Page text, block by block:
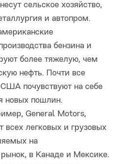
сельское хозяйство,
и автопром.
бензина и
более тяжелую, чем
нефть. Почти все
США почувствуют на себе
новых пошлин.
General Motors,
всех легковых и грузовых
на
в Канаде и Мексике.